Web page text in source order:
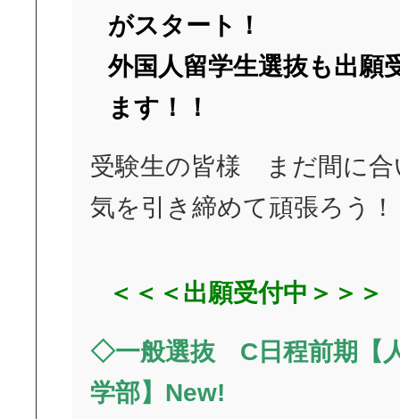
がスタート！
外国人留学生選抜も出願
ます！！
受験生の皆様 まだ間に合
気を引き締めて頑張ろう！
＜＜＜出願受付中＞＞＞
◇一般選抜 C日程前期【
学部】New!